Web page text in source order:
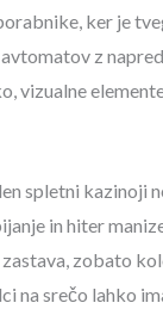
ker je
z
vizualne
spletni kazinoji
in hiter
zobato
na srečo lahko